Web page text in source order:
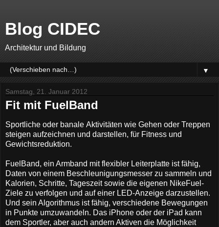
Blog CIDEC
Architektur und Bildung
▼
Samstag, 21. Januar 2012
Fit mit FuelBand
Sportliche oder banale Aktivitäten wie Gehen oder Treppen
steigen aufzeichnen und darstellen, für Fitness und
Gewichtsreduktion.
FuelBand, ein Armband mit flexibler Leiterplatte ist fähig,
Daten von einem Beschleunigungsmesser zu sammeln und
Kalorien, Schritte, Tageszeit sowie die eigenen NikeFuel-
Ziele zu verfolgen und auf einer LED-Anzeige darzustellen.
Und sein Algorithmus ist fähig, verschiedene Bewegungen
in Punkte umzuwandeln. Das iPhone oder der iPad kann
dem Sportler, aber auch andern Aktiven die Möglichkeit